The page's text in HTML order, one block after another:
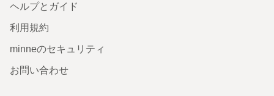
ヘルプとガイド
利用規約
minneのセキュリティ
お問い合わせ